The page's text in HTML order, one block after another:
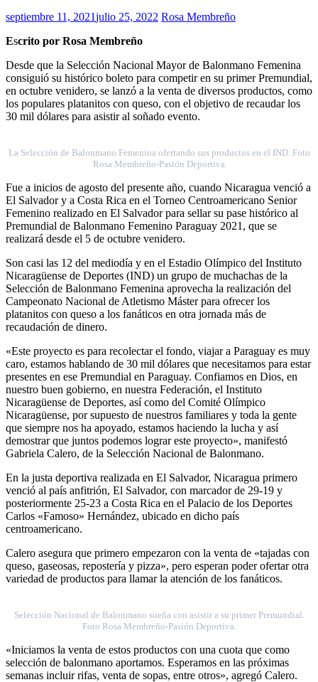
septiembre 11, 2021julio 25, 2022 Rosa Membreño
Escrito por Rosa Membreño
Desde que la Selección Nacional Mayor de Balonmano Femenina
consiguió su histórico boleto para competir en su primer Premundial,
en octubre venidero, se lanzó a la venta de diversos productos, como
los populares platanitos con queso, con el objetivo de recaudar los
30 mil dólares para asistir al soñado evento.
La Selección de Balonmano Femenina ofertando sus productos en el IND. Foto
Rosa Membreño-Pasión Deportiva
Fue a inicios de agosto del presente año, cuando Nicaragua venció a
El Salvador y a Costa Rica en el Torneo Centroamericano Senior
Femenino realizado en El Salvador para sellar su pase histórico al
Premundial de Balonmano Femenino Paraguay 2021, que se
realizará desde el 5 de octubre venidero.
Son casi las 12 del mediodía y en el Estadio Olímpico del Instituto
Nicaragüense de Deportes (IND) un grupo de muchachas de la
Selección de Balonmano Femenina aprovecha la realización del
Campeonato Nacional de Atletismo Máster para ofrecer los
platanitos con queso a los fanáticos en otra jornada más de
recaudación de dinero.
«Este proyecto es para recolectar el fondo, viajar a Paraguay es muy
caro, estamos hablando de 30 mil dólares que necesitamos para estar
presentes en ese Premundial en Paraguay. Confiamos en Dios, en
nuestro buen gobierno, en nuestra Federación, el Instituto
Nicaragüense de Deportes, así como del Comité Olímpico
Nicaragüense, por supuesto de nuestros familiares y toda la gente
que siempre nos ha apoyado, estamos haciendo la lucha y así
demostrar que juntos podemos lograr este proyecto», manifestó
Gabriela Calero, de la Selección Nacional de Balonmano.
En la justa deportiva realizada en El Salvador, Nicaragua primero
venció al país anfitrión, El Salvador, con marcador de 29-19 y
posteriormente 25-23 a Costa Rica en el Palacio de los Deportes
Carlos «Famoso» Hernández, ubicado en dicho país
centroamericano.
Calero asegura que primero empezaron con la venta de «tajadas con
queso, gaseosas, repostería y pizza», pero esperan poder ofertar otra
variedad de productos para llamar la atención de los fanáticos.
Selección Nacional de Balonmano sueña con asistir a su primer Premundial.
Foto Rosa Membreño-Pasión Deportiva.
«Iniciamos la venta de estos productos con una cuota que como
selección de balonmano aportamos. Esperamos en las próximas
semanas incluir rifas, venta de sopas, entre otros», agregó Calero.